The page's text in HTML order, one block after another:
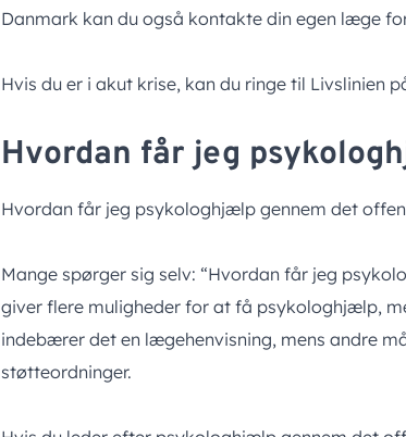
Danmark kan du også kontakte din egen læge
Hvis du er i akut krise, kan du ringe til Livslinien
Hvordan får jeg
Hvordan får jeg psykologhjælp gennem det
Mange spørger sig selv: “Hvordan får jeg
giver flere muligheder for at få psykologhjælp,
indebærer det en lægehenvisning, mens andre
støtteordninger.